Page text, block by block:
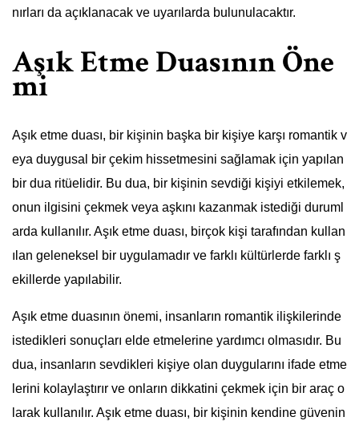
nırları da açıklanacak ve uyarılarda bulunulacaktır.
Aşık Etme Duasının Öne
mi
Aşık etme duası, bir kişinin başka bir kişiye karşı romantik v
eya duygusal bir çekim hissetmesini sağlamak için yapılan
bir dua ritüelidir. Bu dua, bir kişinin sevdiği kişiyi etkilemek,
onun ilgisini çekmek veya aşkını kazanmak istediği duruml
arda kullanılır. Aşık etme duası, birçok kişi tarafından kullan
ılan geleneksel bir uygulamadır ve farklı kültürlerde farklı ş
ekillerde yapılabilir.
Aşık etme duasının önemi, insanların romantik ilişkilerinde
istedikleri sonuçları elde etmelerine yardımcı olmasıdır. Bu
dua, insanların sevdikleri kişiye olan duygularını ifade etme
lerini kolaylaştırır ve onların dikkatini çekmek için bir araç o
larak kullanılır. Aşık etme duası, bir kişinin kendine güvenin